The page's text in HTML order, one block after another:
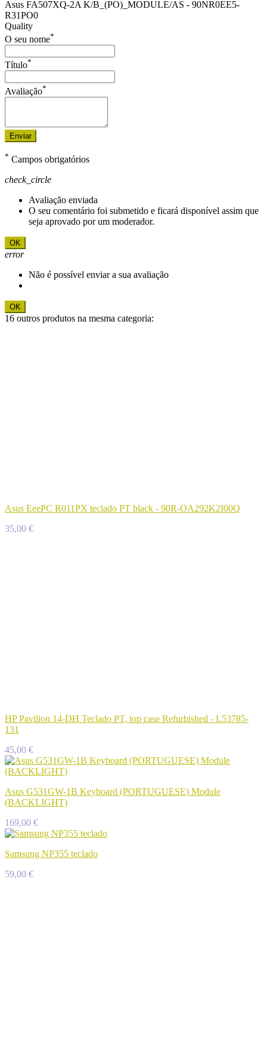
Asus FA507XQ-2A K/B_(PO)_MODULE/AS - 90NR0EE5-
R31PO0
Quality
O seu nome*
Título*
Avaliação*
Enviar
* Campos obrigatórios
check_circle
Avaliação enviada
O seu comentário foi submetido e ficará disponível assim que
seja aprovado por um moderador.
OK
error
Não é possível enviar a sua avaliação
OK
16 outros produtos na mesma categoria:
Asus EeePC R011PX teclado PT black - 90R-OA292K2I00Q
35,00 €
HP Pavilion 14-DH Teclado PT, top case Refurbished - L53785-
131
45,00 €
Asus G531GW-1B Keyboard (PORTUGUESE) Module
(BACKLIGHT)
169,00 €
Samsung NP355 teclado
59,00 €